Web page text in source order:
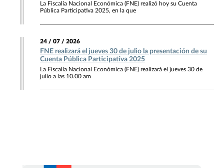
La Fiscalía Nacional Económica (FNE) realizó hoy su Cuenta
Pública Participativa 2025, en la que
24 / 07 / 2026
FNE realizará el jueves 30 de julio la presentación de su
Cuenta Pública Participativa 2025
La Fiscalía Nacional Económica (FNE) realizará el jueves 30 de
julio a las 10.00 am